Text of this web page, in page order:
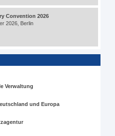
Convention 2026
2026, Berlin
Verwaltung
und Europa